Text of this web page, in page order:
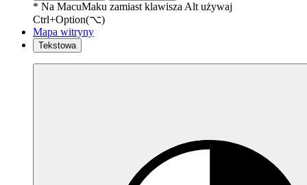
* Na MacuMaku zamiast klawisza Alt używaj
Ctrl+Option(⌥)
Mapa witryny
Tekstowa